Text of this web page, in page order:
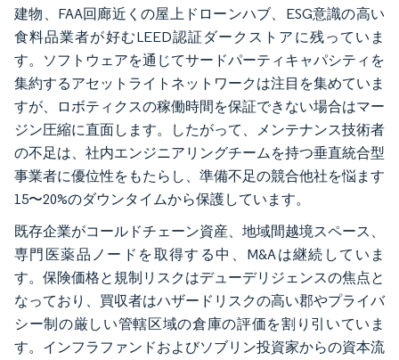
建物、FAA回廊近くの屋上ドローンハブ、ESG意識の高い
食料品業者が好むLEED認証ダークストアに残っていま
す。ソフトウェアを通じてサードパーティキャパシティを
集約するアセットライトネットワークは注目を集めていま
すが、ロボティクスの稼働時間を保証できない場合はマー
ジン圧縮に直面します。したがって、メンテナンス技術者
の不足は、社内エンジニアリングチームを持つ垂直統合型
事業者に優位性をもたらし、準備不足の競合他社を悩ます
15〜20%のダウンタイムから保護しています。
既存企業がコールドチェーン資産、地域間越境スペース、
専門医薬品ノードを取得する中、M&Aは継続していま
す。保険価格と規制リスクはデューデリジェンスの焦点と
なっており、買収者はハザードリスクの高い郡やプライバ
シー制の厳しい管轄区域の倉庫の評価を割り引いていま
す。インフラファンドおよびソブリン投資家からの資本流